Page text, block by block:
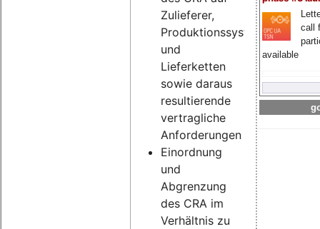
call
available
Zulieferer,
Produktionssysteme
und
Lieferketten
sowie daraus
resultierende
vertragliche
Anforderungen
Einordnung
und
Abgrenzung
des CRA im
Verhältnis zu